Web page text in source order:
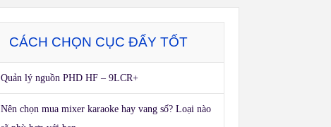
CÁCH CHỌN CỤC ĐẨY TỐT
Quản lý nguồn PHD HF – 9LCR+
Nên chọn mua mixer karaoke hay vang số? Loại nào